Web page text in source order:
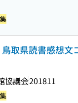
鳥取県読書感想文
協議会201811